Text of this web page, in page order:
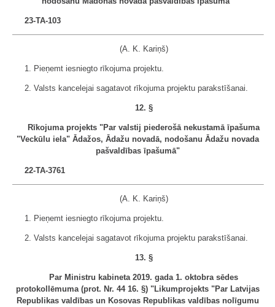
23-TA-103
(A. K. Kariņš)
1. Pieņemt iesniegto rīkojuma projektu.
2. Valsts kancelejai sagatavot rīkojuma projektu parakstīšanai.
12. §
Rīkojuma projekts "Par valstij piederošā nekustamā īpašuma
"Veckūlu iela" Ādažos, Ādažu novadā, nodošanu Ādažu novada
pašvaldības īpašumā"
22-TA-3761
(A. K. Kariņš)
1. Pieņemt iesniegto rīkojuma projektu.
2. Valsts kancelejai sagatavot rīkojuma projektu parakstīšanai.
13. §
Par Ministru kabineta 2019. gada 1. oktobra sēdes
protokollēmuma (prot. Nr. 44 16. §) "Likumprojekts "Par Latvijas
Republikas valdības un Kosovas Republikas valdības nolīgumu